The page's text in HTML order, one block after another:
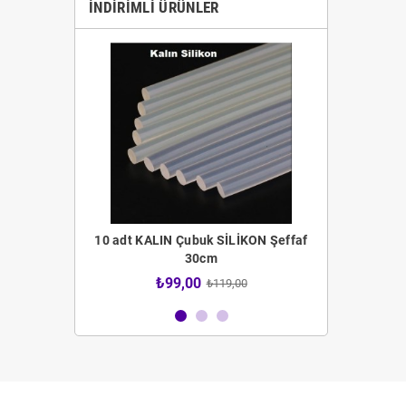
İNDIRIMLI ÜRÜNLER
10 adt KALIN Çubuk SİLİKON Şeffaf
30cm
₺99,00 ₺119,00